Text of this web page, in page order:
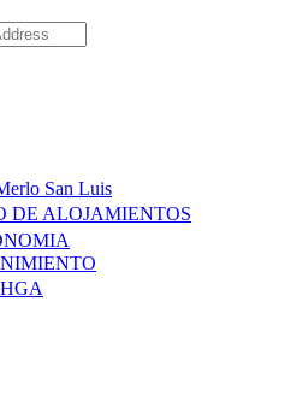
San Luis
DE ALOJAMIENTOS